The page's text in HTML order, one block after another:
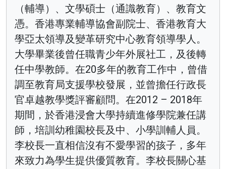
（輔導）、文學碩士（通識教育）、教育文
憑。香港專業輔導協會副院士、香港教育大
學亞太領導及變革研究中心教育領導學人。
大學畢業後曾任職青少年外展社工，及後轉
任中學教師。在20多年的教育工作中，曾借
調至教育局支援學校發展，並曾擔任行政長
官卓越教學獎評審顧問。在2012 – 2018年
期間，於香港浸會大學持續進修學院兼任講
師，培訓幼稚園校長及中、小學訓輔人員。
李校長一直相信沒有不愛學習的孩子，多年
來致力為學生提供優質教育。李校長關心基